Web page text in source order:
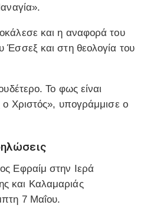
και η αναφορά του
Έσσεξ και στη θεολογία του
Το φως είναι
ο Χριστός», υπογράμμισε ο
Εφραίμ στην Ιερά
και Καλαμαριάς
7 Μαΐου.